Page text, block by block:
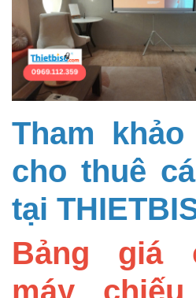
Tham
cho thuê
tại
Bảng giá
máy